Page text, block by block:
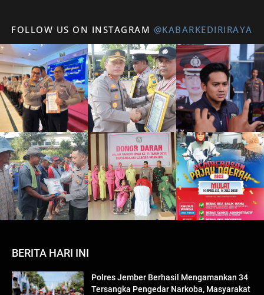
FOLLOW US ON INSTAGRAM @KABARKEDIRIRAYA
BERITA HARI INI
Polres Jember Berhasil Mengamankan 34
Tersangka Pengedar Narkoba, Masyarakat